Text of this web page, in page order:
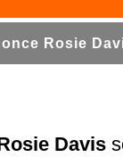
Rosie
Davis